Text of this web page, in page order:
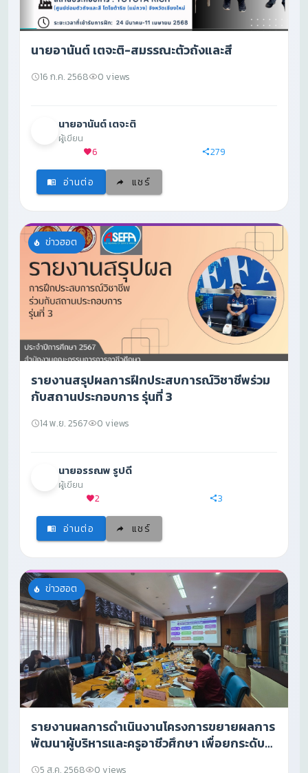
นายอานันต์ เตจะติ-สมรรณะตัวถังและสี
16 ก.ค. 2568 0 views
นายอานันต์ เตจะติ
ผู้เขียน
6 279
อ่านต่อ แชร์
ข่าวฮอต
รายงานสรุปผลการฝึกประสบการณ์วิชาชีพร่วม
กับสถานประกอบการ รุ่นที่ 3
14 พ.ย. 2567 0 views
นายอรรณพ รูปดี
ผู้เขียน
2 3
อ่านต่อ แชร์
ข่าวฮอต
รายงานผลการดำเนินงานโครงการขยายผลการ
พัฒนาผู้บริหารและครูอาชีวศึกษา เพื่อยกระดับ
5 ส.ค. 2568 0 views